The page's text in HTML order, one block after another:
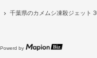
千葉県のカメムシ凍殺ジェット
Powerd by